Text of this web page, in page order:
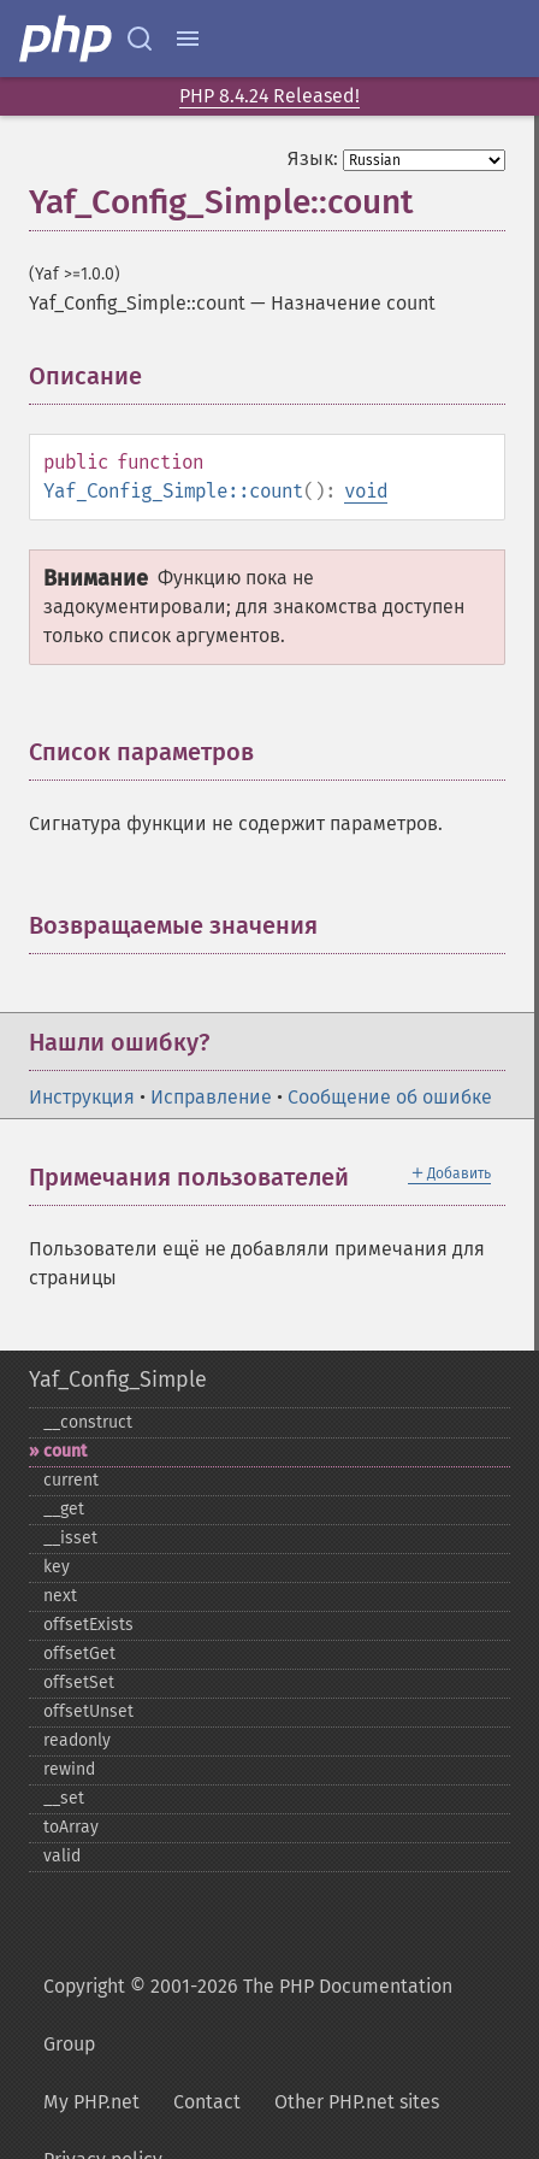
PHP 8.4.24 Released!
Язык:
Yaf_Config_Simple::count
(Yaf >=1.0.0)
Yaf_Config_Simple::count — Назначение count
Описание
public function
Yaf_Config_Simple::count(): void
Внимание Функцию пока не
задокументировали; для знакомства доступен
только список аргументов.
Список параметров
Сигнатура функции не содержит параметров.
Возвращаемые значения
Нашли ошибку?
Инструкция • Исправление • Сообщение об ошибке
＋ Добавить
Примечания пользователей
Пользователи ещё не добавляли примечания для
страницы
Yaf_Config_Simple
_​_​construct
count
current
_​_​get
_​_​isset
key
next
offsetExists
offsetGet
offsetSet
offsetUnset
readonly
rewind
_​_​set
toArray
valid
Copyright © 2001-2026 The PHP Documentation
Group
My PHP.net Contact Other PHP.net sites